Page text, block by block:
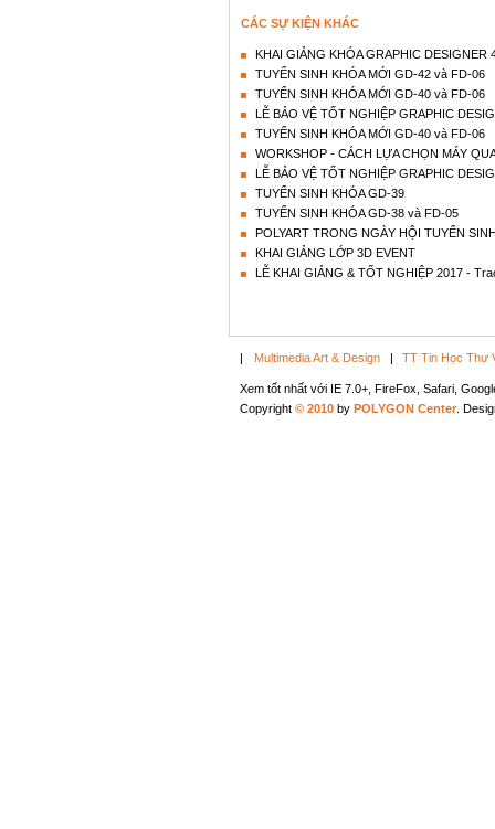
CÁC SỰ KIỆN KHÁC
KHAI GIẢNG KHÓA GRAPHIC DESIGNER
TUYỂN SINH KHÓA MỚI GD-42 và FD-06
TUYỂN SINH KHÓA MỚI GD-40 và FD-06
LỄ BẢO VỆ TỐT NGHIỆP GRAPHIC
TUYỂN SINH KHÓA MỚI GD-40 và FD-06
WORKSHOP - CÁCH LỰA CHỌN MÁY
LỄ BẢO VỆ TỐT NGHIỆP GRAPHIC
TUYỂN SINH KHÓA GD-39
TUYỂN SINH KHÓA GD-38 và FD-05
POLYART TRONG NGÀY HỘI TUYỂN
KHAI GIẢNG LỚP 3D EVENT
LỄ KHAI GIẢNG & TỐT NGHIỆP 2017 -
| Multimedia Art & Design | TT Tin Học Thư
Xem tốt nhất với IE 7.0+, FireFox, Safari,
Copyright © 2010 by POLYGON Center .